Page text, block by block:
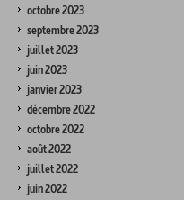
octobre 2023
septembre 2023
juillet 2023
juin 2023
janvier 2023
décembre 2022
octobre 2022
août 2022
juillet 2022
juin 2022